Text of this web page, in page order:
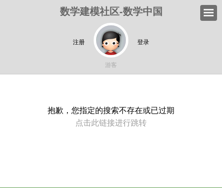
数学建模社区-数学中国
注册 登录
游客
抱歉，您指定的搜索不存在或已过期
点击此链接进行跳转